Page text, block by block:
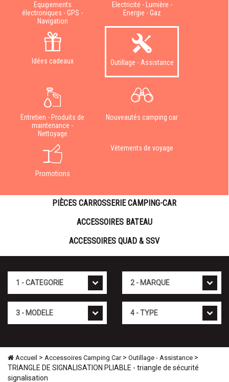
Equipements
électroniques - GPS -
Navigation
Electricité - Lumière -
Energie - Gaz
Idées cadeaux Outillage - Assistance
Entretien - Produits de
maintenance -
Nettoyage
Nouveautés camping car
Promotions
Vêtements de voyage
PIÈCES CARROSSERIE CAMPING-CAR
ACCESSOIRES BATEAU
ACCESSOIRES QUAD & SSV
Accueil > Accessoires Camping Car> Outillage - Assistance >
TRIANGLE DE SIGNALISATION PLIABLE - triangle de sécurité
signalisation